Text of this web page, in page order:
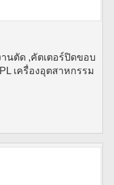
นตัด ,คัตเตอร์ปิดขอบ
เครื่องอุตสาหกรรม